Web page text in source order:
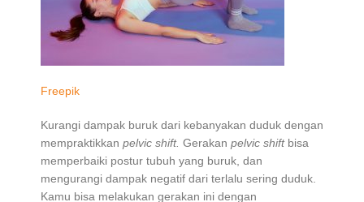
Freepik
Kurangi dampak buruk dari kebanyakan duduk dengan
mempraktikkan pelvic shift. Gerakan pelvic shiftbisa
memperbaiki postur tubuh yang buruk, dan
mengurangi dampak negatif dari terlalu sering duduk.
Kamu bisa melakukan gerakan ini dengan